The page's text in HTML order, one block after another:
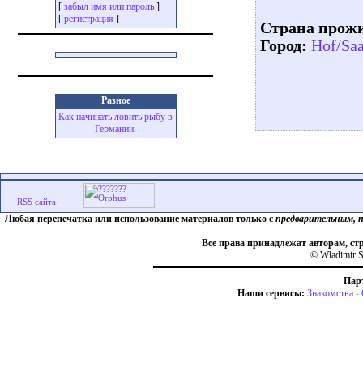
[ забыл имя или пароль]
[ регистрация ]
Разное
Как начинать ловить рыбу в
Германии.
Страна
Город: Hof/
Любая перепечатка или использование материалов только с предварительным,
Все права принадлежат авторам,
© Wladimir
Наши сервисы: Знакомства -